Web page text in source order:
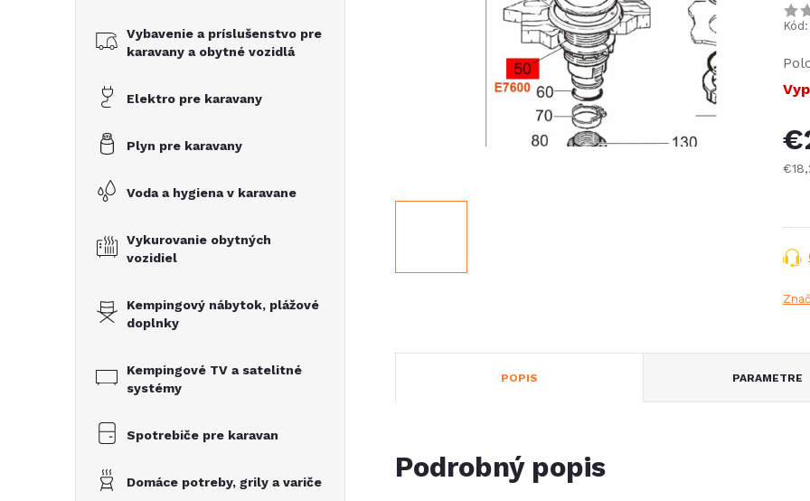
Vybavenie a príslušenstvo pre
karavany a obytné vozidlá
Elektro pre karavany
Plyn pre karavany
Voda a hygiena v karavane
Vykurovanie obytných
vozidiel
Kempingový nábytok, plážové
doplnky
Kempingové TV a satelitné
systémy
Spotrebiče pre karavan
Domáce potreby, grily a variče
Kód:
POPIS PARAMETRE
Podrobný popis